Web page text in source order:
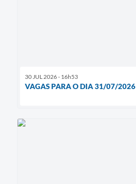
30 JUL 2026 - 16h53
VAGAS PARA O DIA 31/07/2026